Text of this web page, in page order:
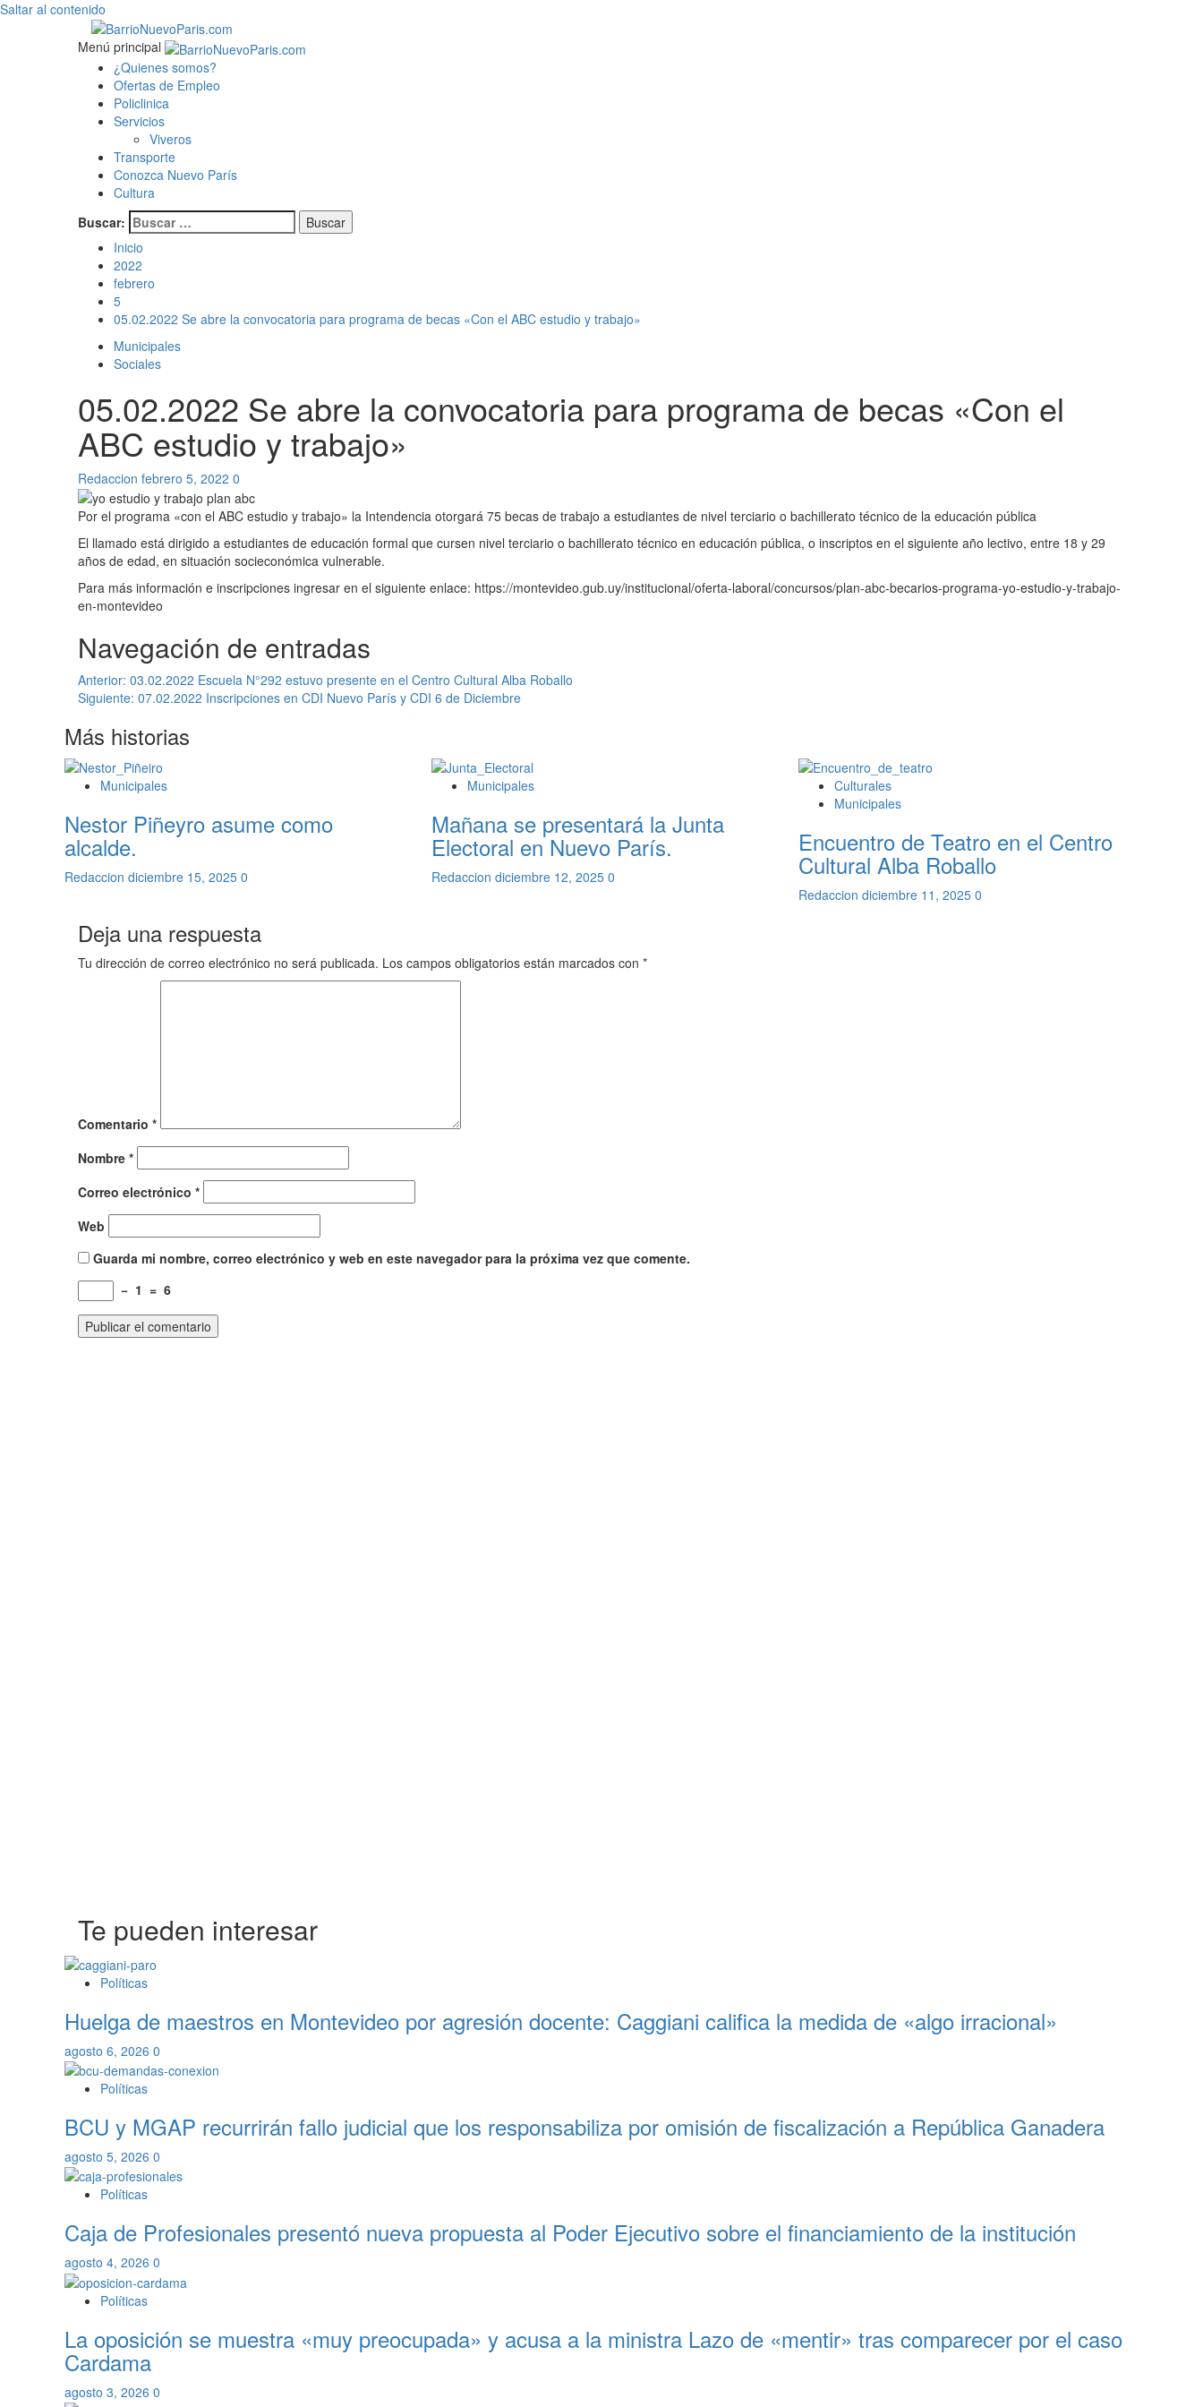
Saltar al contenido
Menú principal
¿Quienes somos?
Ofertas de Empleo
Policlinica
Servicios
Viveros
Transporte
Conozca Nuevo París
Cultura
Buscar:
Inicio
2022
febrero
5
05.02.2022 Se abre la convocatoria para programa de becas «Con el ABC estudio y trabajo»
Municipales
Sociales
05.02.2022 Se abre la convocatoria para programa de becas «Con el
ABC estudio y trabajo»
Redaccion febrero 5, 2022 0
Por el programa «con el ABC estudio y trabajo» la Intendencia otorgará 75 becas de trabajo a estudiantes de nivel terciario o bachillerato técnico de la educación pública
El llamado está dirigido a estudiantes de educación formal que cursen nivel terciario o bachillerato técnico en educación pública, o inscriptos en el siguiente año lectivo, entre 18 y 29
años de edad, en situación socieconómica vulnerable.
Para más información e inscripciones ingresar en el siguiente enlace: https://montevideo.gub.uy/institucional/oferta-laboral/concursos/plan-abc-becarios-programa-yo-estudio-y-trabajo-
en-montevideo
Navegación de entradas
Anterior: 03.02.2022 Escuela N°292 estuvo presente en el Centro Cultural Alba Roballo
Siguiente: 07.02.2022 Inscripciones en CDI Nuevo París y CDI 6 de Diciembre
Más historias
Municipales
Nestor Piñeyro asume como
alcalde.
Redaccion diciembre 15, 2025 0
Municipales
Mañana se presentará la Junta
Electoral en Nuevo París.
Redaccion diciembre 12, 2025 0
Culturales
Municipales
Encuentro de Teatro en el Centro
Cultural Alba Roballo
Redaccion diciembre 11, 2025 0
Deja una respuesta
Tu dirección de correo electrónico no será publicada. Los campos obligatorios están marcados con *
Comentario *
Nombre *
Correo electrónico *
Web
Guarda mi nombre, correo electrónico y web en este navegador para la próxima vez que comente.
− 1 = 6
Te pueden interesar
Políticas
Huelga de maestros en Montevideo por agresión docente: Caggiani califica la medida de «algo irracional»
agosto 6, 2026 0
Políticas
BCU y MGAP recurrirán fallo judicial que los responsabiliza por omisión de fiscalización a República Ganadera
agosto 5, 2026 0
Políticas
Caja de Profesionales presentó nueva propuesta al Poder Ejecutivo sobre el financiamiento de la institución
agosto 4, 2026 0
Políticas
La oposición se muestra «muy preocupada» y acusa a la ministra Lazo de «mentir» tras comparecer por el caso
Cardama
agosto 3, 2026 0